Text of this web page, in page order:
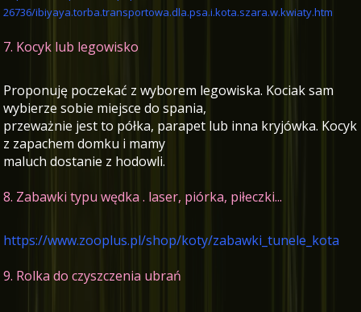
26736/ibiyaya.torba.transportowa.dla.psa.i.kota.szara.w.kwiaty.htm
7. Kocyk lub legowisko
Proponuję poczekać z wyborem legowiska. Kociak sam
wybierze sobie miejsce do spania,
przeważnie jest to półka, parapet lub inna kryjówka. Kocyk
z zapachem domku i mamy
maluch dostanie z hodowli.
8. Zabawki typu wędka . laser, piórka, piłeczki...
https://www.zooplus.pl/shop/koty/zabawki_tunele_kota
9. Rolka do czyszczenia ubrań